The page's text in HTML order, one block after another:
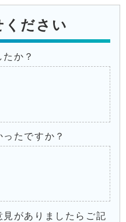
ください
か？
たですか？
がありましたらご記